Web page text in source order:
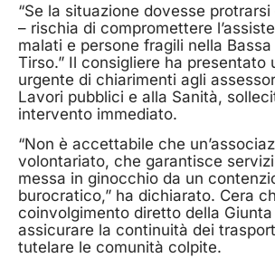
“Se la situazione dovesse
– rischia di compromettere
malati e persone fragili nella Bassa
Tirso.” Il consigliere ha presentato
urgente di chiarimenti agli
Lavori pubblici e alla Sanità,
intervento immediato.
“Non è accettabile che
volontariato, che garantisce
messa in ginocchio da un
burocratico,” ha dichiarato. Cera
coinvolgimento diretto della
assicurare la continuità dei
tutelare le comunità colpite.